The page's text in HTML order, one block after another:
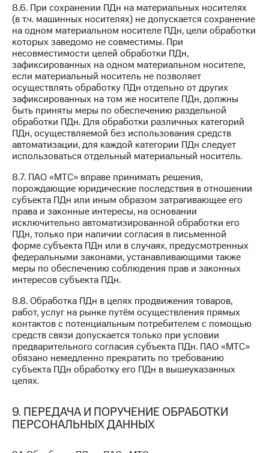
8.6. При сохранении ПДн на материальных носителях
(в т.ч. машинных носителях) не допускается сохранение
на одном материальном носителе ПДн, цели обработки
которых заведомо не совместимы. При
несовместимости целей обработки ПДн,
зафиксированных на одном материальном носителе,
если материальный носитель не позволяет
осуществлять обработку ПДн отдельно от других
зафиксированных на том же носителе ПДн, должны
быть приняты меры по обеспечению раздельной
обработки ПДн. Для обработки различных категорий
ПДн, осуществляемой без использования средств
автоматизации, для каждой категории ПДн следует
использоваться отдельный материальный носитель.
8.7. ПАО «МТС» вправе принимать решения,
порождающие юридические последствия в отношении
субъекта ПДн или иным образом затрагивающее его
права и законные интересы, на основании
исключительно автоматизированной обработки его
ПДн, только при наличии согласия в письменной
форме субъекта ПДн или в случаях, предусмотренных
федеральными законами, устанавливающими также
меры по обеспечению соблюдения прав и законных
интересов субъекта ПДн.
8.8. Обработка ПДн в целях продвижения товаров,
работ, услуг на рынке путём осуществления прямых
контактов с потенциальным потребителем с помощью
средств связи допускается только при условии
предварительного согласия субъекта ПДн. ПАО «МТС»
обязано немедленно прекратить по требованию
субъекта ПДн обработку его ПДн в вышеуказанных
целях.
9. ПЕРЕДАЧА И ПОРУЧЕНИЕ ОБРАБОТКИ
ПЕРСОНАЛЬНЫХ ДАННЫХ